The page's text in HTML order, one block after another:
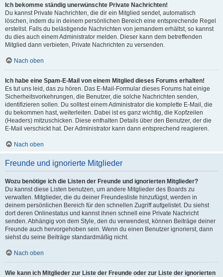
Ich bekomme ständig unerwünschte Private Nachrichten!
Du kannst Private Nachrichten, die dir ein Mitglied sendet, automatisch
löschen, indem du in deinem persönlichen Bereich eine entsprechende Regel
erstellst. Falls du belästigende Nachrichten von jemandem erhältst, so kannst
du dies auch einem Administrator melden. Dieser kann dem betreffenden
Mitglied dann verbieten, Private Nachrichten zu versenden.
Nach oben
Ich habe eine Spam-E-Mail von einem Mitglied dieses Forums erhalten!
Es tut uns leid, das zu hören. Das E-Mail-Formular dieses Forums hat einige
Sicherheitsvorkehrungen, die Benutzer, die solche Nachrichten senden,
identifizieren sollen. Du solltest einem Administrator die komplette E-Mail, die
du bekommen hast, weiterleiten. Dabei ist es ganz wichtig, die Kopfzeilen
(Headers) mitzuschicken. Diese enthalten Details über den Benutzer, der die
E-Mail verschickt hat. Der Administrator kann dann entsprechend reagieren.
Nach oben
Freunde und ignorierte Mitglieder
Wozu benötige ich die Listen der Freunde und ignorierten Mitglieder?
Du kannst diese Listen benutzen, um andere Mitglieder des Boards zu
verwalten. Mitglieder, die du deiner Freundesliste hinzufügst, werden in
deinem persönlichen Bereich für den schnellen Zugriff aufgelistet. Du siehst
dort deren Onlinestatus und kannst ihnen schnell eine Private Nachricht
senden. Abhängig von dem Style, den du verwendest, können Beiträge deiner
Freunde auch hervorgehoben sein. Wenn du einen Benutzer ignorierst, dann
siehst du seine Beiträge standardmäßig nicht.
Nach oben
Wie kann ich Mitglieder zur Liste der Freunde oder zur Liste der ignorierten